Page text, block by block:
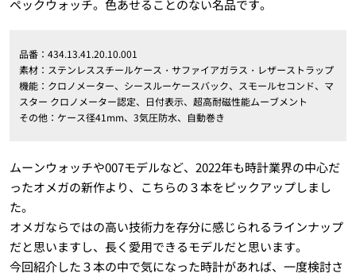
ペックウォッチ。色あせることのない名品です。
品番：434.13.41.20.10.001
素材：ステンレススチールケース・サファイアガラス・レザーストラップ
機能：クロノメーター、シースルーケースバック、スモールセコンド、マ
スター クロノメーター認定、日付表示、超高耐磁性能ムーブメント
その他：ケース径41mm、3気圧防水、自動巻き
ムーンウォッチや007モデルなど、2022年も時計業界の中心だ
ったオメガの新作より、こちらの３本をピックアップしまし
た。
オメガならではの高い技術力を存分に感じられるラインナップ
だと思いますし、長く愛用できるモデルだと思います。
今回紹介した３本の中で気になった時計があれば、一度検討さ